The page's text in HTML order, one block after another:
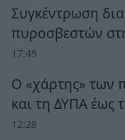
Συγκέντρωση
πυροσβεστών
17:45
Ο «χάρτης» των
και τη ΔΥΠΑ έως
12:28